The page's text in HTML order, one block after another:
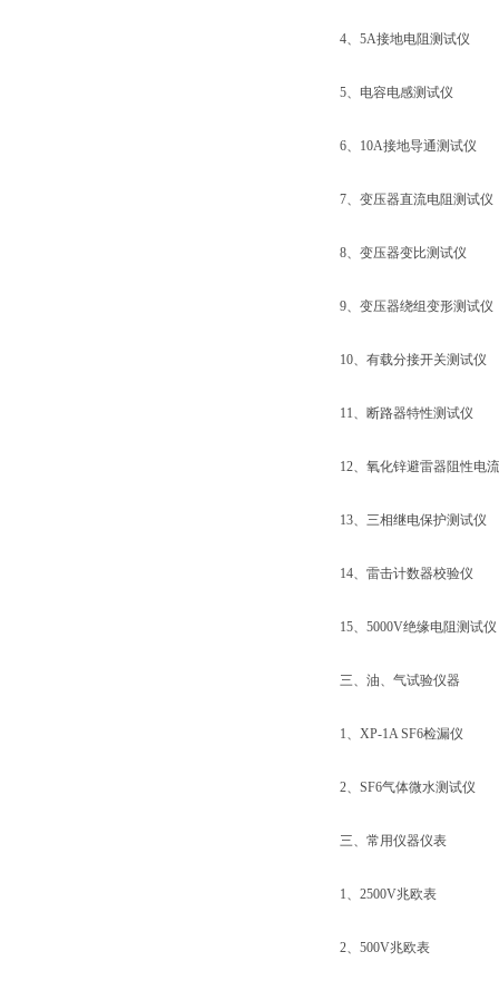
4、5A接地电阻测试仪
5、电容电感测试仪
6、10A接地导通测试仪
7、变压器直流电阻测试仪
8、变压器变比测试仪
9、变压器绕组变形测试仪
10、有载分接开关测试仪
11、断路器特性测试仪
12、氧化锌避雷器阻性电
13、三相继电保护测试仪
14、雷击计数器校验仪
15、5000V绝缘电阻测试仪
三、油、气试验仪器
1、XP-1A SF6检漏仪
2、SF6气体微水测试仪
三、常用仪器仪表
1、2500V兆欧表
2、500V兆欧表